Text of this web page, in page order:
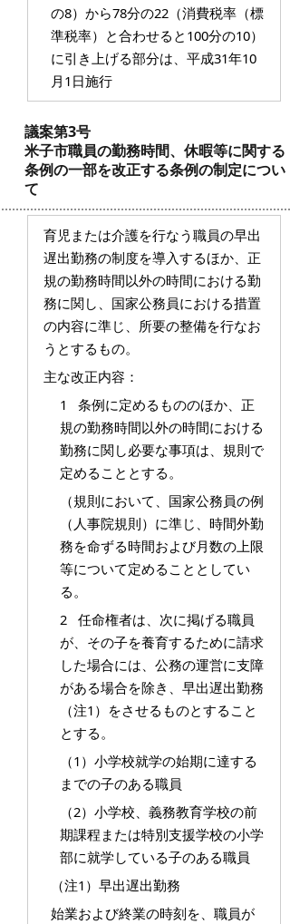
の8）から78分の22（消費税率（標
準税率）と合わせると100分の10）
に引き上げる部分は、平成31年10
月1日施行
議案第3号
米子市職員の勤務時間、休暇等に関する
条例の一部を改正する条例の制定につい
て
育児または介護を行なう職員の早出
遅出勤務の制度を導入するほか、正
規の勤務時間以外の時間における勤
務に関し、国家公務員における措置
の内容に準じ、所要の整備を行なお
うとするもの。
主な改正内容：
1 条例に定めるもののほか、正
規の勤務時間以外の時間における
勤務に関し必要な事項は、規則で
定めることとする。
（規則において、国家公務員の例
（人事院規則）に準じ、時間外勤
務を命ずる時間および月数の上限
等について定めることとしてい
る。
2 任命権者は、次に掲げる職員
が、その子を養育するために請求
した場合には、公務の運営に支障
がある場合を除き、早出遅出勤務
（注1）をさせるものとすること
とする。
（1）小学校就学の始期に達する
までの子のある職員
（2）小学校、義務教育学校の前
期課程または特別支援学校の小学
部に就学している子のある職員
（注1）早出遅出勤務
始業および終業の時刻を、職員が